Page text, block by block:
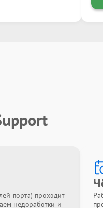
порта) проходит
недоработки и